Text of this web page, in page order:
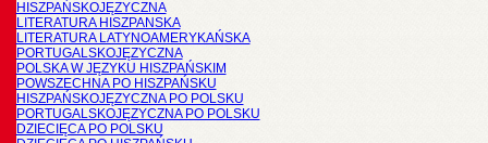
HISZPAŃSKOJĘZYCZNA
LITERATURA HISZPANSKA
LITERATURA LATYNOAMERYKAŃSKA
PORTUGALSKOJĘZYCZNA
POLSKA W JĘZYKU HISZPAŃSKIM
POWSZECHNA PO HISZPAŃSKU
HISZPAŃSKOJĘZYCZNA PO POLSKU
PORTUGALSKOJĘZYCZNA PO POLSKU
DZIECIĘCA PO POLSKU